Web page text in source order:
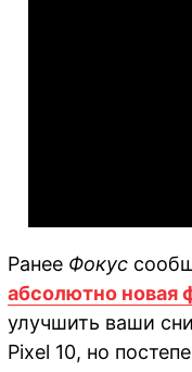
Ранее Фокус
абсолютно новая
улучшить ваши
Pixel 10, но